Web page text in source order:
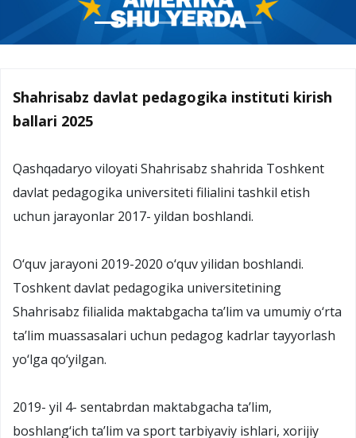
Shahrisabz davlat pedagogika instituti kirish
ballari 2025
Qashqadaryo viloyati Shahrisabz shahrida Toshkent
davlat pedagogika universiteti filialini tashkil etish
uchun jarayonlar 2017- yildan boshlandi.
O‘quv jarayoni 2019-2020 o‘quv yilidan boshlandi.
Toshkent davlat pedagogika universitetining
Shahrisabz filialida maktabgacha ta’lim va umumiy o‘rta
ta’lim muassasalari uchun pedagog kadrlar tayyorlash
yo‘lga qo‘yilgan.
2019- yil 4- sentabrdan maktabgacha ta’lim,
boshlang‘ich ta’lim va sport tarbiyaviy ishlari, xorijiy